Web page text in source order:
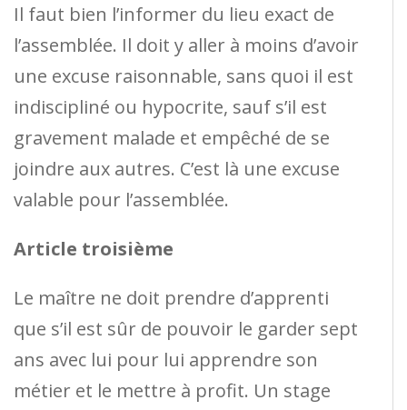
Il faut bien l’informer du lieu exact de
l’assemblée. Il doit y aller à moins d’avoir
une excuse raisonnable, sans quoi il est
indiscipliné ou hypocrite, sauf s’il est
gravement malade et empêché de se
joindre aux autres. C’est là une excuse
valable pour l’assemblée.
Article troisième
Le maître ne doit prendre d’apprenti
que s’il est sûr de pouvoir le garder sept
ans avec lui pour lui apprendre son
métier et le mettre à profit. Un stage